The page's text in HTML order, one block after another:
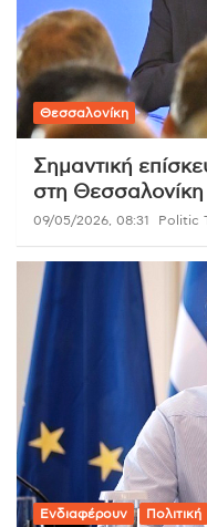
Θεσσαλονίκη
Σημαντική
στη Θεσσαλονίκη
09/05/2026, 08:31 Politic
Ενδιαφέρουν Πολιτική